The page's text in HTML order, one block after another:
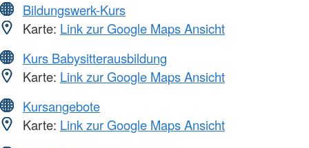
Bildungswerk-Kurs
Karte: Link zur Google Maps Ansicht
Kurs Babysitterausbildung
Karte: Link zur Google Maps Ansicht
Kursangebote
Karte: Link zur Google Maps Ansicht